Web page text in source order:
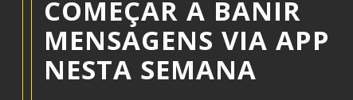
COMEÇAR A BANIR
MENSAGENS VIA APP
NESTA SEMANA